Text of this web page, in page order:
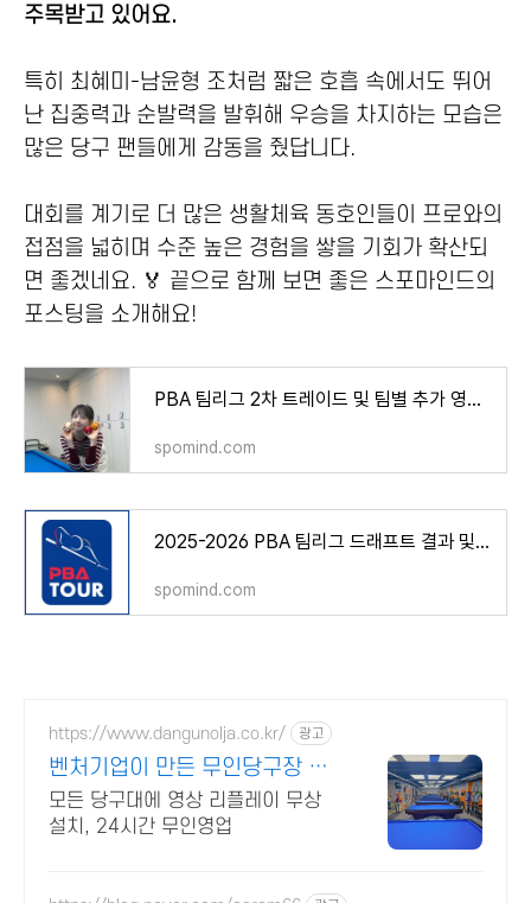
주목받고 있어요.
특히 최혜미-남윤형 조처럼 짧은 호흡 속에서도 뛰어
난 집중력과 순발력을 발휘해 우승을 차지하는 모습은
많은 당구 팬들에게 감동을 줬답니다.
대회를 계기로 더 많은 생활체육 동호인들이 프로와의
접점을 넓히며 수준 높은 경험을 쌓을 기회가 확산되
면 좋겠네요. 🏅 끝으로 함께 보면 좋은 스포마인드의
포스팅을 소개해요!
PBA 팀리그 2차 트레이드 및 팀별 추가 영입 현황 – 산체스↔최원준 맞교환, 하이원리조트 전지
spomind.com
2025-2026 PBA 팀리그 드래프트 결과 및 팀별 선수 명단 총정리! (LPBA·프로당구·구단)
spomind.com
https://www.dangunolja.co.kr/ 광고
벤처기업이 만든 무인당구장 당
구야놀자
모든 당구대에 영상 리플레이 무상
설치, 24시간 무인영업